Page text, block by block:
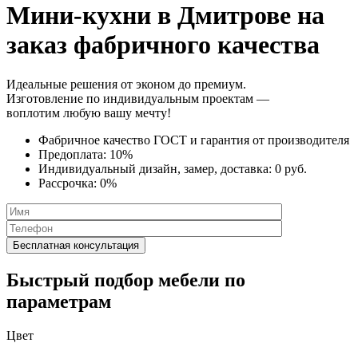
Мини-кухни в Дмитрове на
заказ фабричного качества
Идеальные решения от эконом до премиум.
Изготовление по индивидуальным проектам —
воплотим любую вашу мечту!
Фабричное качество ГОСТ и гарантия от производителя
Предоплата: 10%
Индивидуальный дизайн, замер, доставка: 0 руб.
Рассрочка: 0%
Быстрый подбор мебели по
параметрам
Цвет